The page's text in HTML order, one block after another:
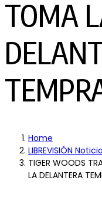
TOMA
Home
LIBREVISIÓN
TIGER WOODS
LA DELANTERA